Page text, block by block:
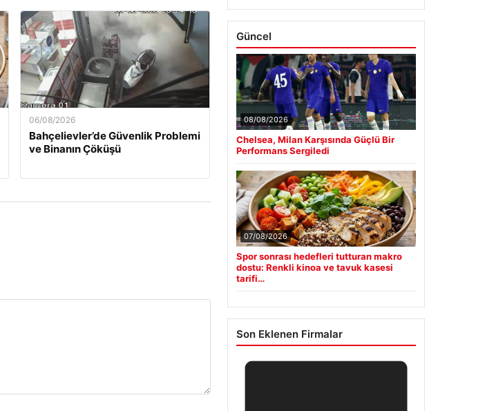
06/08/2026
Bahçelievler’de Güvenlik Problemi
ve Binanın Çöküşü
Güncel
08/08/2026
Chelsea, Milan Karşısında Güçlü Bir
Performans Sergiledi
07/08/2026
Spor sonrası hedefleri tutturan makro
dostu: Renkli kinoa ve tavuk kasesi
tarifi…
Son Eklenen Firmalar